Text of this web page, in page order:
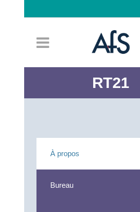
RT21
À propos
Bureau